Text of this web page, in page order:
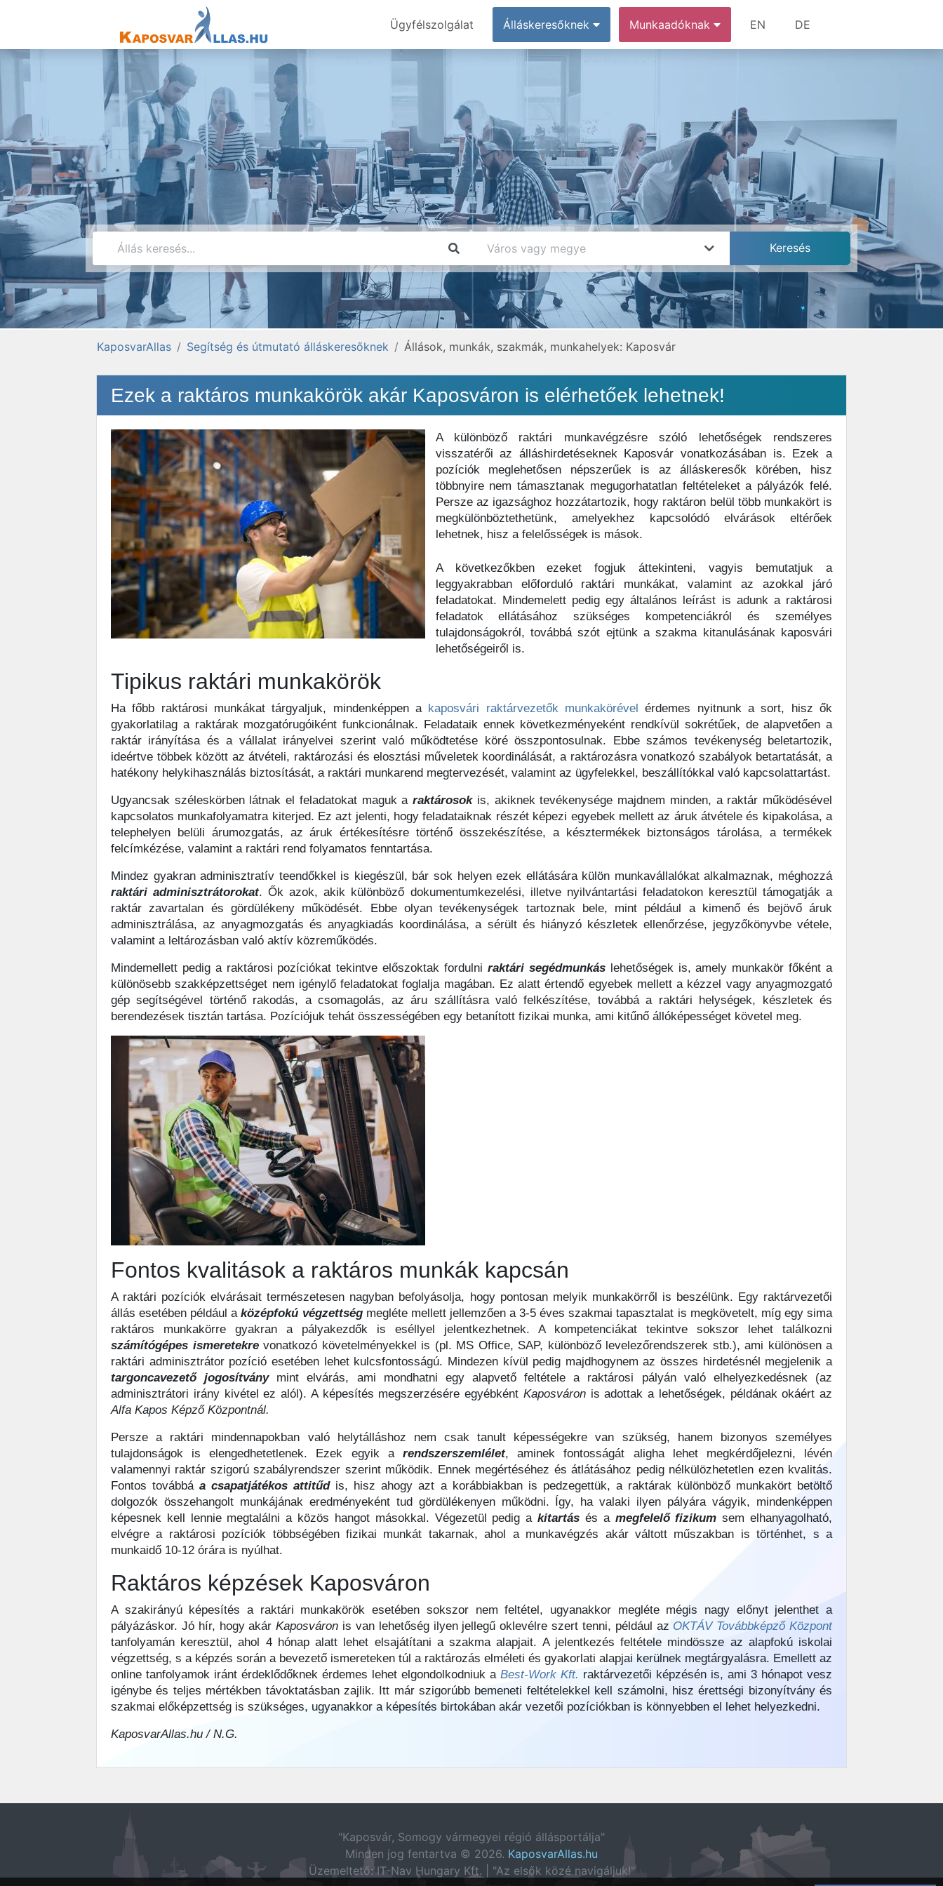
Ügyfélszolgálat Álláskeresőknek Munkaadóknak EN DE
KaposvarAllas Segítség és útmutató álláskeresőknek Állások, munkák, szakmák, munkahelyek: Kaposvár
Ezek a raktáros munkakörök akár Kaposváron is elérhetőek lehetnek!
A különböző raktári munkavégzésre szóló lehetőségek rendszeres
visszatérői az álláshirdetéseknek Kaposvár vonatkozásában is. Ezek a
pozíciók meglehetősen népszerűek is az álláskeresők körében, hisz
többnyire nem támasztanak megugorhatatlan feltételeket a pályázók felé.
Persze az igazsághoz hozzátartozik, hogy raktáron belül több munkakört is
megkülönböztethetünk, amelyekhez kapcsolódó elvárások eltérőek
lehetnek, hisz a felelősségek is mások.
A következőkben ezeket fogjuk áttekinteni, vagyis bemutatjuk a
leggyakrabban előforduló raktári munkákat, valamint az azokkal járó
feladatokat. Mindemelett pedig egy általános leírást is adunk a raktárosi
feladatok ellátásához szükséges kompetenciákról és személyes
tulajdonságokról, továbbá szót ejtünk a szakma kitanulásának kaposvári
lehetőségeiről is.
Tipikus raktári munkakörök
Ha főbb raktárosi munkákat tárgyaljuk, mindenképpen a kaposvári raktárvezetők munkakörével érdemes nyitnunk a sort, hisz ők
gyakorlatilag a raktárak mozgatórugóiként funkcionálnak. Feladataik ennek következményeként rendkívül sokrétűek, de alapvetően a
raktár irányítása és a vállalat irányelvei szerint való működtetése köré összpontosulnak. Ebbe számos tevékenység beletartozik,
ideértve többek között az átvételi, raktározási és elosztási műveletek koordinálását, a raktározásra vonatkozó szabályok betartatását, a
hatékony helykihasználás biztosítását, a raktári munkarend megtervezését, valamint az ügyfelekkel, beszállítókkal való kapcsolattartást.
Ugyancsak széleskörben látnak el feladatokat maguk araktárosokis, akiknek tevékenysége majdnem minden, a raktár működésével
kapcsolatos munkafolyamatra kiterjed. Ez azt jelenti, hogy feladataiknak részét képezi egyebek mellett az áruk átvétele és kipakolása, a
telephelyen belüli árumozgatás, az áruk értékesítésre történő összekészítése, a késztermékek biztonságos tárolása, a termékek
felcímkézése, valamint a raktári rend folyamatos fenntartása.
Mindez gyakran adminisztratív teendőkkel is kiegészül, bár sok helyen ezek ellátására külön munkavállalókat alkalmaznak, méghozzá
raktári adminisztrátorokat. Ők azok, akik különböző dokumentumkezelési, illetve nyilvántartási feladatokon keresztül támogatják a
raktár zavartalan és gördülékeny működését. Ebbe olyan tevékenységek tartoznak bele, mint például a kimenő és bejövő áruk
adminisztrálása, az anyagmozgatás és anyagkiadás koordinálása, a sérült és hiányzó készletek ellenőrzése, jegyzőkönyvbe vétele,
valamint a leltározásban való aktív közreműködés.
Mindemellett pedig a raktárosi pozíciókat tekintve előszoktak fordulni raktári segédmunkáslehetőségek is, amely munkakör főként a
különösebb szakképzettséget nem igénylő feladatokat foglalja magában. Ez alatt értendő egyebek mellett a kézzel vagy anyagmozgató
gép segítségével történő rakodás, a csomagolás, az áru szállításra való felkészítése, továbbá a raktári helységek, készletek és
berendezések tisztán tartása. Pozíciójuk tehát összességében egy betanított fizikai munka, ami kitűnő állóképességet követel meg.
Fontos kvalitások a raktáros munkák kapcsán
A raktári pozíciók elvárásait természetesen nagyban befolyásolja, hogy pontosan melyik munkakörről is beszélünk. Egy raktárvezetői
állás esetében például aközépfokú végzettségmegléte mellett jellemzően a 3-5 éves szakmai tapasztalat is megkövetelt, míg egy sima
raktáros munkakörre gyakran a pályakezdők is eséllyel jelentkezhetnek. A kompetenciákat tekintve sokszor lehet találkozni
számítógépes ismeretekre vonatkozó követelményekkel is (pl. MS Office, SAP, különböző levelezőrendszerek stb.), ami különösen a
raktári adminisztrátor pozíció esetében lehet kulcsfontosságú. Mindezen kívül pedig majdhogynem az összes hirdetésnél megjelenik a
targoncavezető jogosítványmint elvárás, ami mondhatni egy alapvető feltétele a raktárosi pályán való elhelyezkedésnek (az
adminisztrátori irány kivétel ez alól). A képesítés megszerzésére egyébként Kaposváronis adottak a lehetőségek, példának okáért az
Alfa Kapos Képző Központnál.
Persze a raktári mindennapokban való helytálláshoz nem csak tanult képességekre van szükség, hanem bizonyos személyes
tulajdonságok is elengedhetetlenek. Ezek egyik a rendszerszemlélet, aminek fontosságát aligha lehet megkérdőjelezni, lévén
valamennyi raktár szigorú szabályrendszer szerint működik. Ennek megértéséhez és átlátásához pedig nélkülözhetetlen ezen kvalitás.
Fontos továbbáa csapatjátékos attitűdis, hisz ahogy azt a korábbiakban is pedzegettük, a raktárak különböző munkakört betöltő
dolgozók összehangolt munkájának eredményeként tud gördülékenyen működni. Így, ha valaki ilyen pályára vágyik, mindenképpen
képesnek kell lennie megtalálni a közös hangot másokkal. Végezetül pedig akitartás és a megfelelő fizikum sem elhanyagolható,
elvégre a raktárosi pozíciók többségében fizikai munkát takarnak, ahol a munkavégzés akár váltott műszakban is történhet, s a
munkaidő 10-12 órára is nyúlhat.
Raktáros képzések Kaposváron
A szakirányú képesítés a raktári munkakörök esetében sokszor nem feltétel, ugyanakkor megléte mégis nagy előnyt jelenthet a
pályázáskor. Jó hír, hogy akárKaposváron is van lehetőség ilyen jellegű oklevélre szert tenni, például az OKTÁV Továbbképző Központ
tanfolyamán keresztül, ahol 4 hónap alatt lehet elsajátítani a szakma alapjait. A jelentkezés feltétele mindössze az alapfokú iskolai
végzettség, s a képzés során a bevezető ismereteken túl a raktározás elméleti és gyakorlati alapjai kerülnek megtárgyalásra. Emellett az
online tanfolyamok iránt érdeklődőknek érdemes lehet elgondolkodniuk a Best-Work Kft. raktárvezetői képzésén is, ami 3 hónapot vesz
igénybe és teljes mértékben távoktatásban zajlik. Itt már szigorúbb bemeneti feltételekkel kell számolni, hisz érettségi bizonyítvány és
szakmai előképzettség is szükséges, ugyanakkor a képesítés birtokában akár vezetői pozíciókban is könnyebben el lehet helyezkedni.
KaposvarAllas.hu / N.G.
"Kaposvár, Somogy vármegyei régió állásportálja"
Minden jog fentartva © 2026. KaposvarAllas.hu
Üzemeltető: IT-Nav Hungary Kft. | "Az elsők közé navigáljuk!"